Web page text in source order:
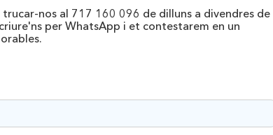
nos al 717 160 096 de dilluns a divendres de
per WhatsApp i et contestarem en un